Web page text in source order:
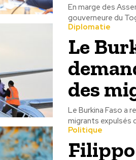
En marge des
gouverneure du
Diplomatie
Le
des
Le Burkina Faso a
migrants expulsés
Politique